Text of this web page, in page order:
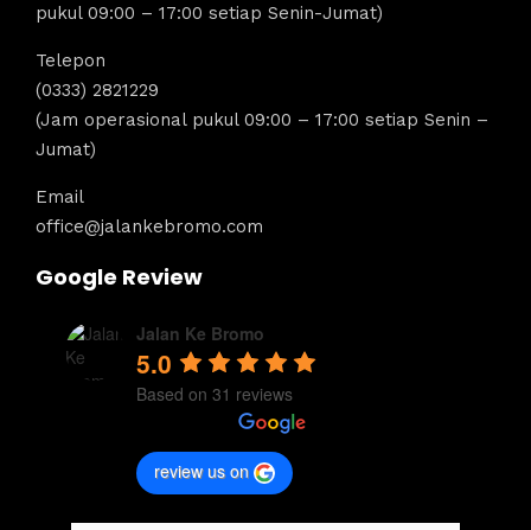
pukul 09:00 – 17:00 setiap Senin-Jumat)
Telepon
(0333) 2821229
(Jam operasional pukul 09:00 – 17:00 setiap Senin –
Jumat)
Email
office@jalankebromo.com
Google Review
Jalan Ke Bromo
5.0
Based on 31 reviews
review us on